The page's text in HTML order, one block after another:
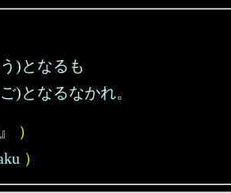
)となるも
)となるなかれ。
）
）